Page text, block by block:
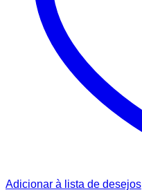
Adicionar à lista de desejos